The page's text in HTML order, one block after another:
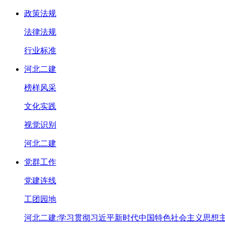
政策法规
法律法规
行业标准
河北二建
榜样风采
文化实践
视觉识别
河北二建
党群工作
党建连线
工团园地
河北二建:学习贯彻习近平新时代中国特色社会主义思想